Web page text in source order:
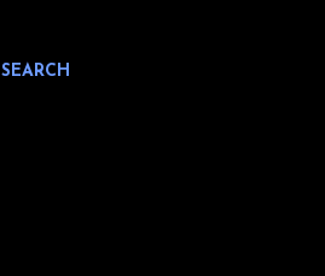
SEARCH